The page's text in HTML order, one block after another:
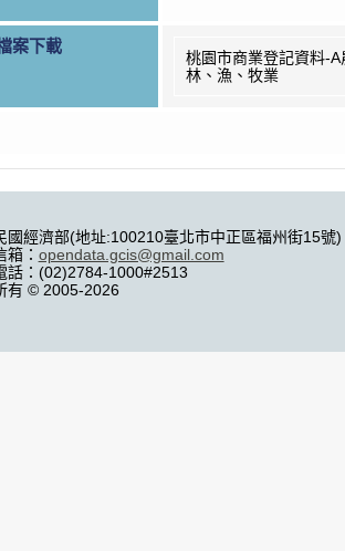
案下載
桃園市商業登記資料-A
林、漁、牧業
國經濟部(地址:100210臺北市中正區福州街15號)
箱： opendata.gcis@gmail.com
話：(02)2784-1000#2513
有 © 2005-2026